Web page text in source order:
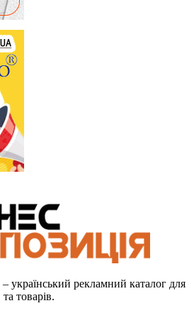
український рекламний каталог для
товарів.